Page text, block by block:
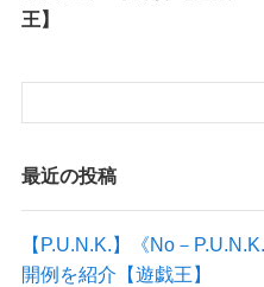
王】
最近の投稿
【P.U.N.K.】《No－
開例を紹介【遊戯王】